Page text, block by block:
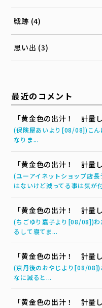
戦跡 (4)
思い出 (3)
最近のコメント
「黄金色の出汁！ 計量
(保険屋あいより[08/08])こん
なりま...
「黄金色の出汁！ 計量
(ユーアイネットショップ店
はないけど減ってる事は気が
「黄金色の出汁！ 計量
(ちごゆり嘉子より[08/08])わ
るして寝てま...
「黄金色の出汁！ 計量
(京丹後のおやじより[08/08])
なに減ると...
「黄金色の出汁！ 計量